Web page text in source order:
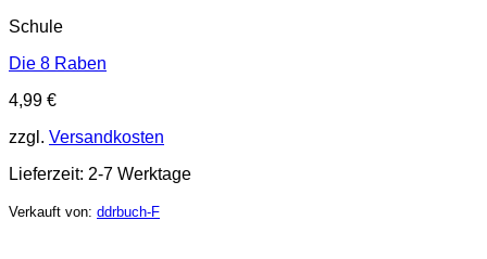
Schule
Die 8 Raben
4,99 €
zzgl. Versandkosten
Lieferzeit: 2-7 Werktage
Verkauft von: ddrbuch-F